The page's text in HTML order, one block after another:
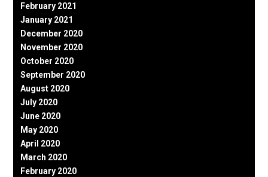
February 2021
January 2021
December 2020
November 2020
October 2020
September 2020
August 2020
July 2020
June 2020
May 2020
April 2020
March 2020
February 2020